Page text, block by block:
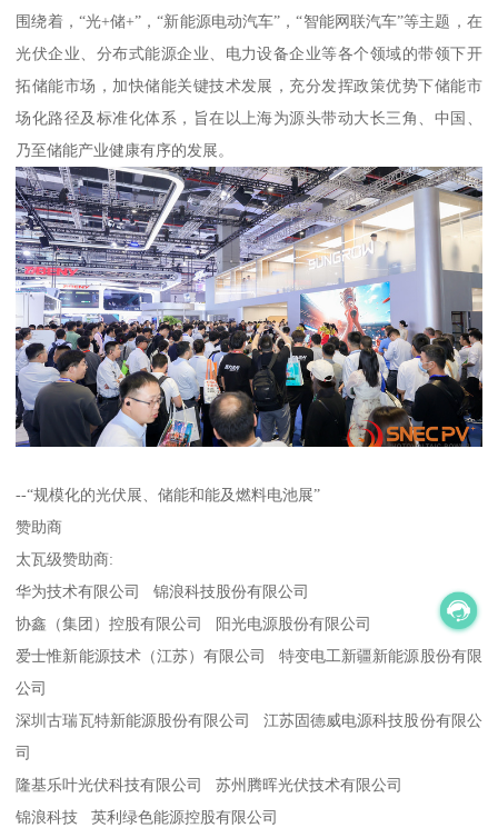
围绕着，“光+储+”，“新能源电动汽车”，“智能网联汽车”等主题，在
光伏企业、分布式能源企业、电力设备企业等各个领域的带领下开
拓储能市场，加快储能关键技术发展，充分发挥政策优势下储能市
场化路径及标准化体系，旨在以上海为源头带动大长三角、中国、
乃至储能产业健康有序的发展。
--“规模化的光伏展、储能和能及燃料电池展”
赞助商
太瓦级赞助商:
华为技术有限公司 锦浪科技股份有限公司
协鑫（集团）控股有限公司 阳光电源股份有限公司
爱士惟新能源技术（江苏）有限公司 特变电工新疆新能源股份有限
公司
深圳古瑞瓦特新能源股份有限公司 江苏固德威电源科技股份有限公
司
隆基乐叶光伏科技有限公司 苏州腾晖光伏技术有限公司
锦浪科技 英利绿色能源控股有限公司